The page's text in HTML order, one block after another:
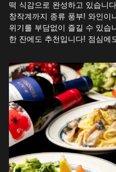
떡 식감으로 완성하고 있습니
창작계까지 종류 풍부! 와인이
위기를 부담없이 즐길 수 있습
한 잔에도 추천입니다! 점심